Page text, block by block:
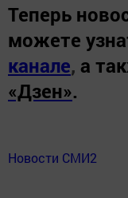
Теперь
можете
канале, а
«Дзен».
Новости СМИ2